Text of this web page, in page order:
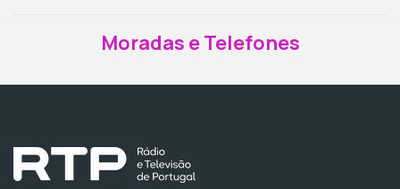
Moradas e Telefones